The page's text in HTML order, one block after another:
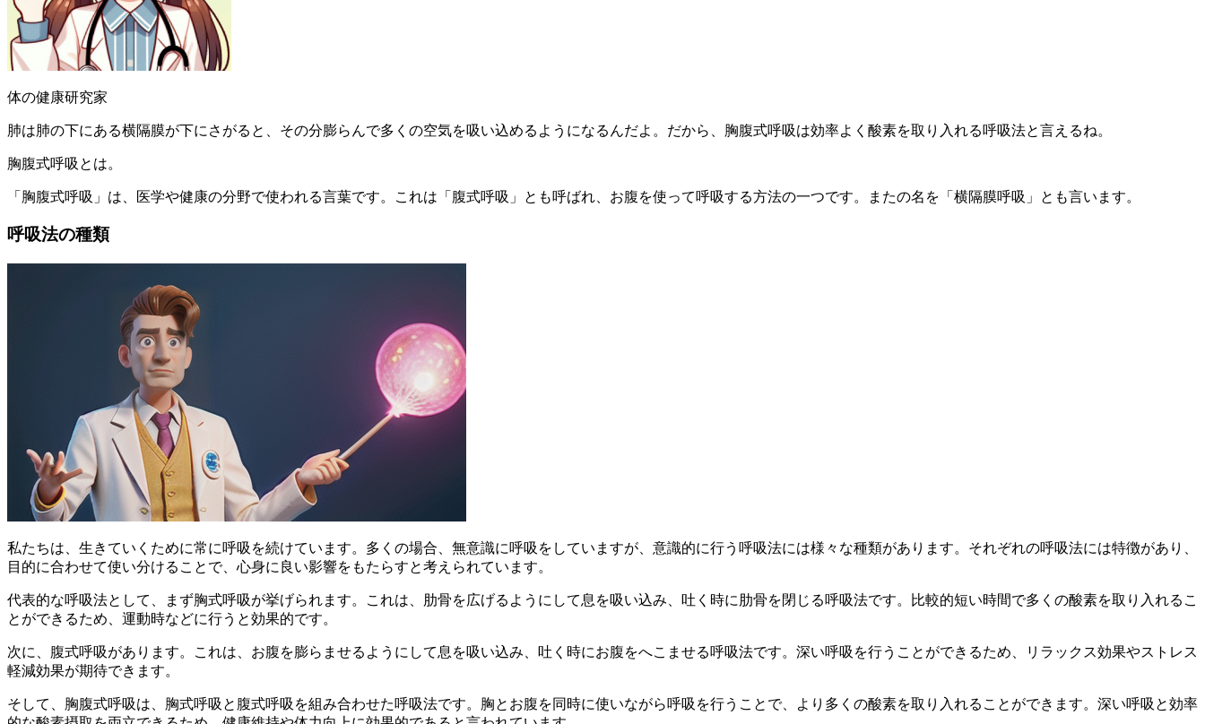
体の健康研究家
肺は肺の下にある横隔膜が下にさがると、その分膨らんで多くの空気を吸い込めるようになるんだよ。だから、胸腹式呼吸は効率よく酸素を取り入れる呼吸法と言えるね。
胸腹式呼吸とは。
「胸腹式呼吸」は、医学や健康の分野で使われる言葉です。これは「腹式呼吸」とも呼ばれ、お腹を使って呼吸する方法の一つです。またの名を「横隔膜呼吸」とも言います。
呼吸法の種類
私たちは、生きていくために常に呼吸 を続けています。多くの場合、無意識に呼吸をしていますが、意識的に行う呼吸法には様々な種類があります。それぞれの呼吸法には特徴があり、
目的に合わせて使い分けることで、心身に良い影響をもたらすと考えられています。
代表的な呼吸法として、まず胸式呼吸が挙げられます。これは、肋骨を広げるようにして息を吸い込み、吐く時に肋骨を閉じる呼吸法です。比較的短い時間で多くの酸素を取り入れるこ
とができるため、運動時などに行うと効果的です。
次に、 腹式呼吸があります。これは、お腹を膨らませるようにして息を吸い込み、吐く時にお腹をへこませる呼吸法です。深い呼吸を行うことができるため、リラックス効果やストレス
軽減効果が期待できます。
そして、 胸腹式呼吸は、胸式呼吸と腹式呼吸を組み合わせた呼吸法です。胸とお腹を同時に使いながら呼吸を行うことで、より多くの酸素を取り入れることができます。深い呼吸と効率